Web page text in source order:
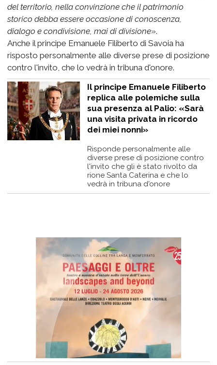
del territorio, nella convinzione che il patrimonio
storico debba essere occasione di conoscenza,
dialogo e condivisione, mai di divisione».
Anche il principe Emanuele Filiberto di Savoia ha
risposto personalmente alle diverse prese di posizione
contro l'invito, che lo vedrà in tribuna d'onore.
Il principe Emanuele Filiberto
replica alle polemiche sulla
sua presenza al Palio: «Sarà
una visita privata in ricordo
dei miei nonni»
Risponde personalmente alle
diverse prese di posizione contro
l'invito che gli è stato rivolto da
rione Santa Caterina e che lo
vedrà in tribuna d'onore